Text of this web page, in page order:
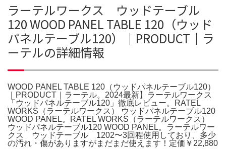
ラーテルワークス ウッドテーブル
120 WOOD PANEL TABLE 120（ウッド
パネルテーブル120）｜PRODUCT｜ラ
ーテルの詳細情報
WOOD PANEL TABLE 120（ウッドパネルテーブル120）
｜PRODUCT｜ラーテル。2024最新】ラーテルワークス
「ウッドパネルテーブル120」徹底レビュー。RATEL
WORKS（ラーテルワークス） ウッドパネルテーブル120
WOOD PANEL。RATEL WORKS（ラーテルワークス）
ウッドパネルテーブル120 WOOD PANEL。ラーテルワー
クス ウッドテーブル 1202〜3回程使用しており、多少
の汚れ・傷がありますがまだまだ使えます！定価￥22,880